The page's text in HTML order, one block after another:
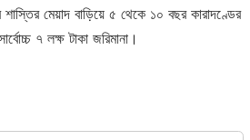
মেয়াদ বাড়িয়ে ৫ থেকে ১০ বছর কারাদণ্ডের
৭ লক্ষ টাকা জরিমানা।